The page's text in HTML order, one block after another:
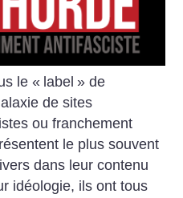
le « label » de
de sites
ou franchement
le plus souvent
dans leur contenu
idéologie, ils ont tous